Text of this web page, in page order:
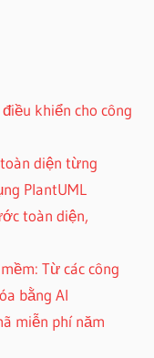
khiển cho công
diện từng
PlantUML
toàn diện,
Từ các công
bằng AI
miễn phí năm